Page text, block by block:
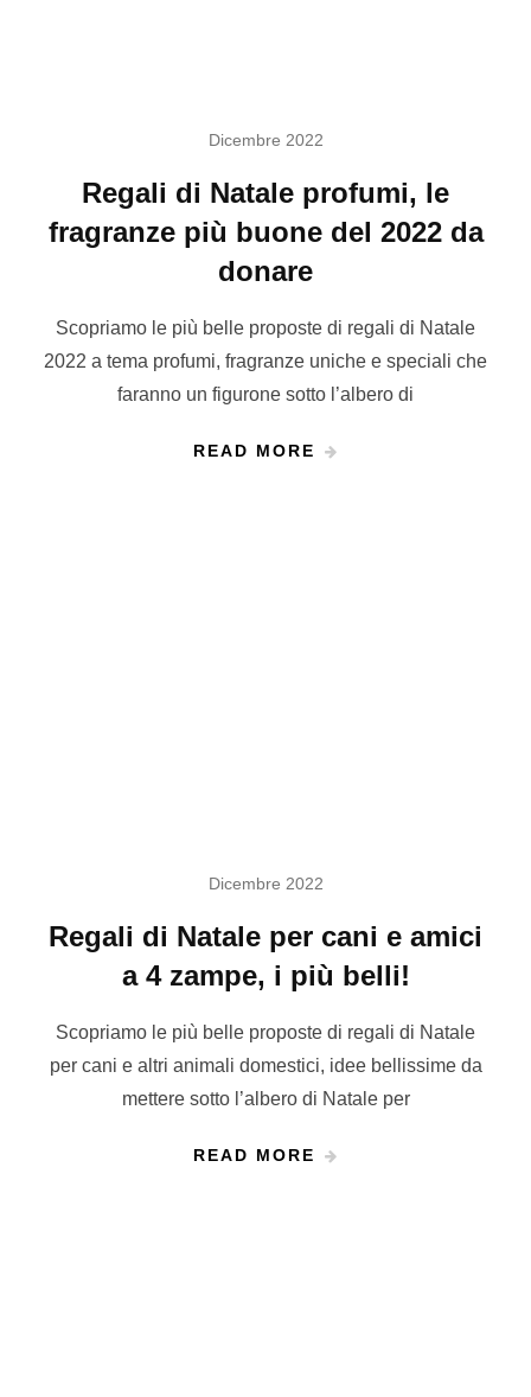
Dicembre 2022
Regali di Natale profumi, le
fragranze più buone del 2022 da
donare
Scopriamo le più belle proposte di regali di Natale
2022 a tema profumi, fragranze uniche e speciali che
faranno un figurone sotto l’albero di
READ MORE
Dicembre 2022
Regali di Natale per cani e amici
a 4 zampe, i più belli!
Scopriamo le più belle proposte di regali di Natale
per cani e altri animali domestici, idee bellissime da
mettere sotto l’albero di Natale per
READ MORE